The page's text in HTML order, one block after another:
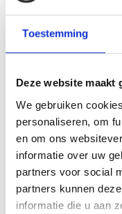
Toestemming
Deze website maakt
We gebruiken
personaliseren, om
en om ons
informatie over uw
partners voor social
partners kunnen
informatie die u aan
Angebot